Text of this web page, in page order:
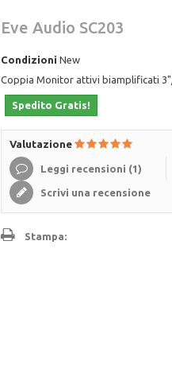
Eve Audio SC203
Condizioni New
Coppia Monitor attivi biamplificati
Spedito Gratis!
Valutazione
Leggi recensioni (1)
Scrivi una recensione
Stampa: